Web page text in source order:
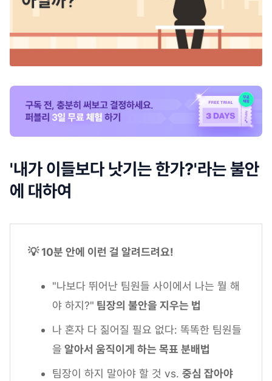
'내가 이들보다 낫기는 한가?'라는 불안
에 대하여
💡 10분 안에 이런 걸 알려드려요!
"나보다 뛰어난 팀원들 사이에서 나는 뭘 해
야 하지?" 팀장의 불안을 지우는 법
나 혼자 다 짊어질 필요 없다: 똑똑한 팀원들
을 알아서 움직이게 하는 목표 분배법
팀장이 하지 말아야 할 것 vs. 중심 잡아야